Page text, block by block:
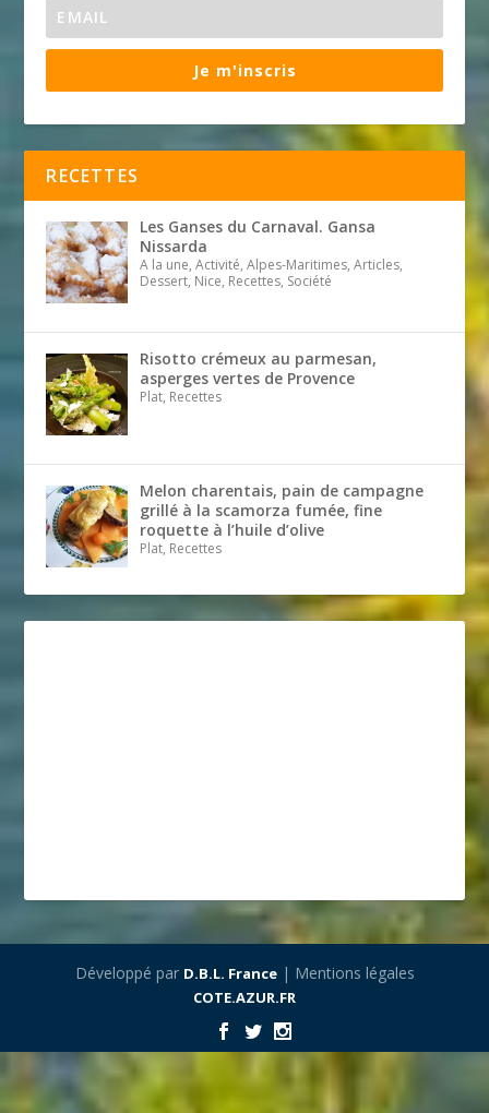
Je m'inscris
RECETTES
Les Ganses du Carnaval. Gansa
Nissarda
A la une, Activité, Alpes-Maritimes, Articles,
Dessert, Nice, Recettes, Société
Risotto crémeux au parmesan,
asperges vertes de Provence
Plat, Recettes
Melon charentais, pain de campagne
grillé à la scamorza fumée, fine
roquette à l’huile d’olive
Plat, Recettes
Développé par D.B.L. France| Mentions légales
COTE.AZUR.FR